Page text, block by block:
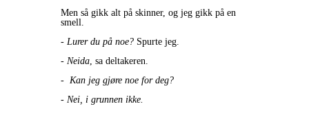
Men så gikk alt på skinner, og jeg gikk på en
smell.
- Lurer du på noe? Spurte jeg.
- Neida, sa deltakeren.
- Kan jeg gjøre noe for deg?
- Nei, i grunnen ikke.